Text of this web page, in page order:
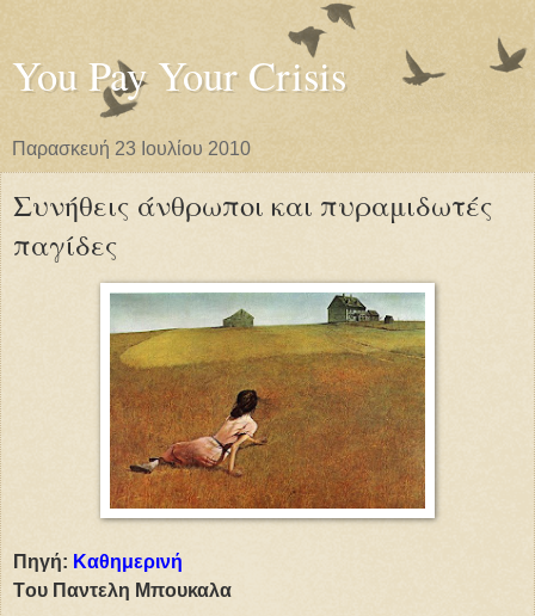
You Pay Your Crisis
Παρασκευή 23 Ιουλίου 2010
Συνήθεις άνθρωποι και πυραμιδωτές
παγίδες
Πηγή: Καθημερινή
Tου Παντελη Μπουκαλα